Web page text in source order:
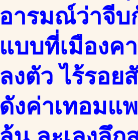
อารมณ์ว่าจีบ
แบบที่เมืองค
ลงตัว ไร้รอ
ดังค่าเทอมแ